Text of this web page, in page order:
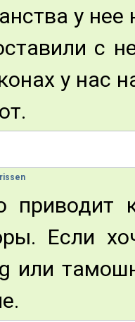
у нее
с
у нас
приводит
Если
или